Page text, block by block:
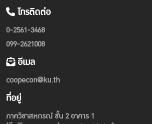
โทรติดต่อ
0-2561-3468
099-2621008
อีเมล
coopecon@ku.th
ที่อยู่
ภาควิชาสหกรณ์ ชั้น 2 อาคาร 1